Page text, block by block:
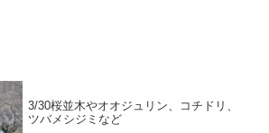
3/30桜並木やオオジュリン、コチドリ、
ツバメシジミなど